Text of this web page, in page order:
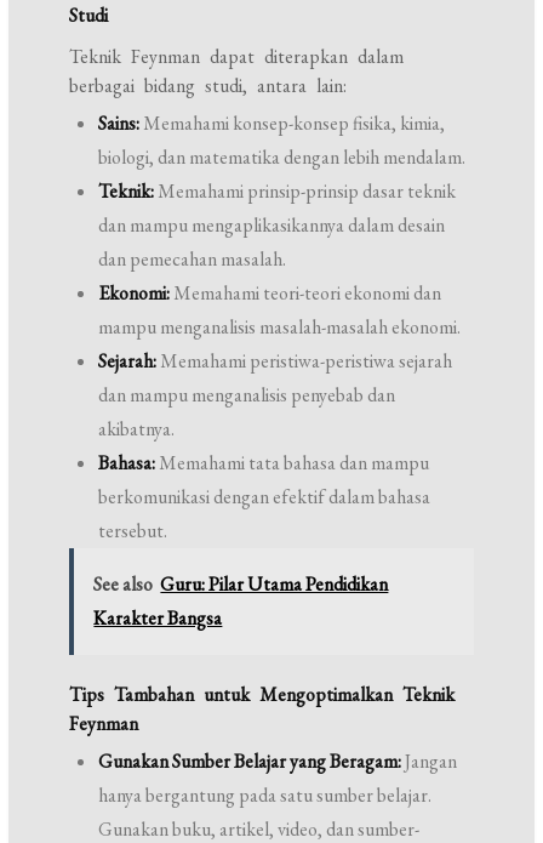
Studi
Teknik Feynman dapat diterapkan dalam
berbagai bidang studi, antara lain:
Sains:Memahami konsep-konsep fisika, kimia,
biologi, dan matematika dengan lebih mendalam.
Teknik:Memahami prinsip-prinsip dasar teknik
dan mampu mengaplikasikannya dalam desain
dan pemecahan masalah.
Ekonomi:Memahami teori-teori ekonomi dan
mampu menganalisis masalah-masalah ekonomi.
Sejarah:Memahami peristiwa-peristiwa sejarah
dan mampu menganalisis penyebab dan
akibatnya.
Bahasa:Memahami tata bahasa dan mampu
berkomunikasi dengan efektif dalam bahasa
tersebut.
See also Guru: Pilar Utama Pendidikan
Karakter Bangsa
Tips Tambahan untuk Mengoptimalkan Teknik
Feynman
Gunakan Sumber Belajar yang Beragam:Jangan
hanya bergantung pada satu sumber belajar.
Gunakan buku, artikel, video, dan sumber-